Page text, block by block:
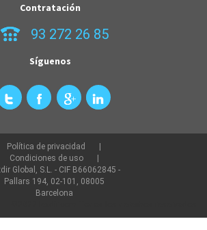
Contratación
93 272 26 85
Síguenos
Política de privacidad
Condiciones de uso
Global, S.L. - CIF B66062845 -
Pallars 194, 02-101, 08005
Barcelona